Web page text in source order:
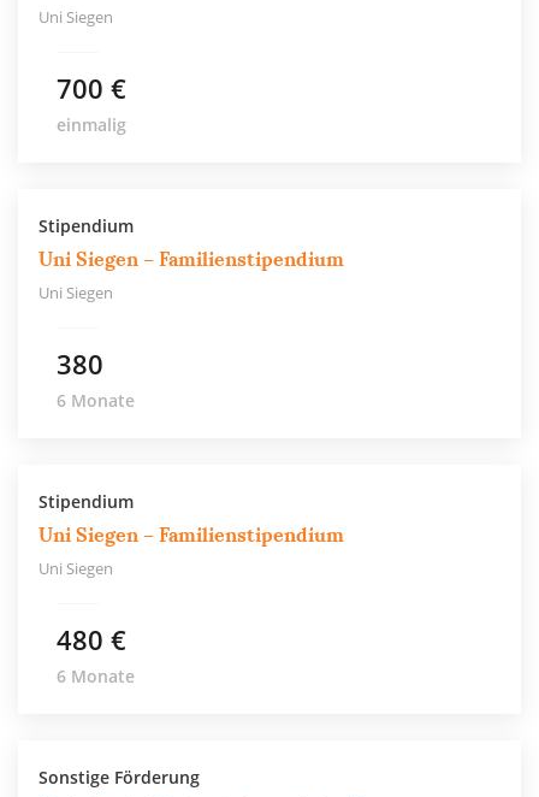
Uni Siegen
700 €
einmalig
Stipendium
Uni Siegen – Familienstipendium
Uni Siegen
380
6 Monate
Stipendium
Uni Siegen – Familienstipendium
Uni Siegen
480 €
6 Monate
Sonstige Förderung